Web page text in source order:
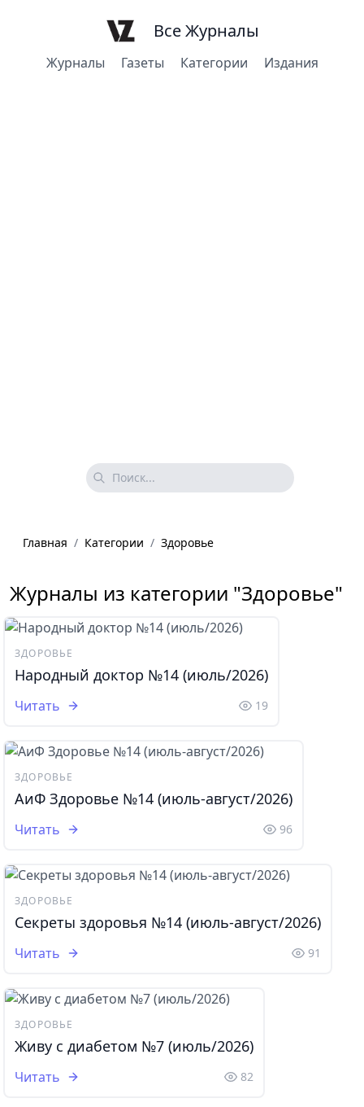
Журналы Газеты Категории Издания
Все Журналы
Главная / Категории / Здоровье
Журналы из категории "Здоровье"
ЗДОРОВЬЕ
Народный доктор №14 (июль/2026)
Читать 19
ЗДОРОВЬЕ
АиФ Здоровье №14 (июль-август/2026)
Читать 96
ЗДОРОВЬЕ
Секреты здоровья №14 (июль-август/2026)
Читать 91
ЗДОРОВЬЕ
Живу с диабетом №7 (июль/2026)
Читать 82